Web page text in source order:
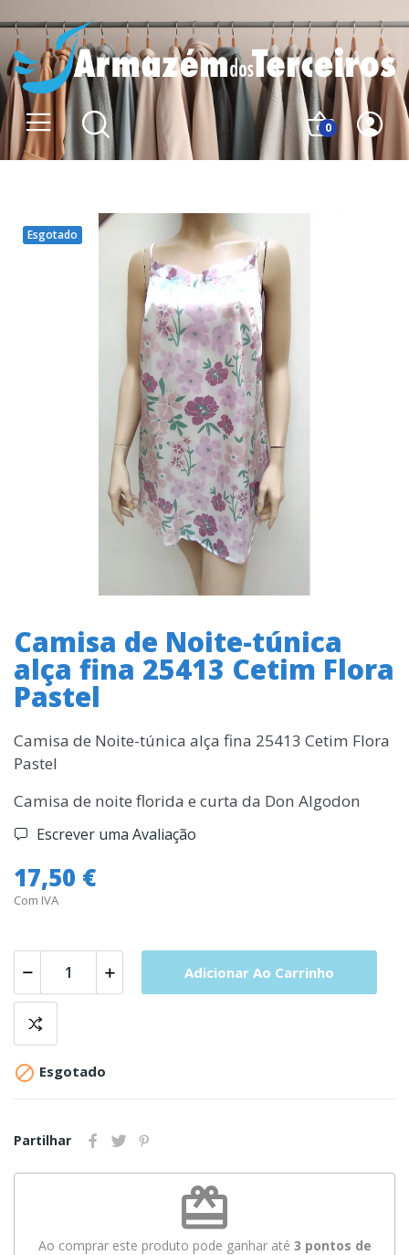
0
Esgotado
Camisa de Noite-túnica
alça fina 25413 Cetim Flora
Pastel
Camisa de Noite-túnica alça fina 25413 Cetim Flora
Pastel
Camisa de noite florida e curta da Don Algodon
Escrever uma Avaliação
17,50 €
Com IVA
Adicionar Ao Carrinho
 Esgotado
Partilhar
redeem
Ao comprar este produto pode ganhar até 3 pontos de